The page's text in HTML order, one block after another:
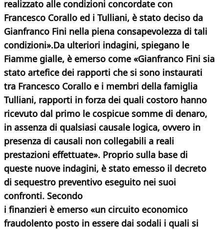
realizzato alle condizioni concordate con
Francesco Corallo ed i Tulliani, è stato deciso da
Gianfranco Fini nella piena consapevolezza di tali
condizioni».Da ulteriori indagini, spiegano le
Fiamme gialle, è emerso come «Gianfranco Fini sia
stato artefice dei rapporti che si sono instaurati
tra Francesco Corallo e i membri della famiglia
Tulliani, rapporti in forza dei quali costoro hanno
ricevuto dal primo le cospicue somme di denaro,
in assenza di qualsiasi causale logica, ovvero in
presenza di causali non collegabili a reali
prestazioni effettuate». Proprio sulla base di
queste nuove indagini, è stato emesso il decreto
di sequestro preventivo eseguito nei suoi
confronti. Secondo
i finanzieri è emerso «un circuito economico
fraudolento posto in essere dai sodali i quali si